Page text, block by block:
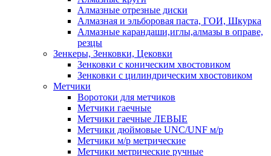
Алмазные отрезные диски
Алмазная и эльборовая паста, ГОИ, Шкурка
Алмазные карандаши,иглы,алмазы в оправе,
резцы
Зенкеры, Зенковки, Цековки
Зенковки с коническим хвостовиком
Зенковки с цилиндрическим хвостовиком
Метчики
Воротоки для метчиков
Метчики гаечные
Метчики гаечные ЛЕВЫЕ
Метчики дюймовые UNC/UNF м/р
Метчики м/р метрические
Метчики метрические ручные